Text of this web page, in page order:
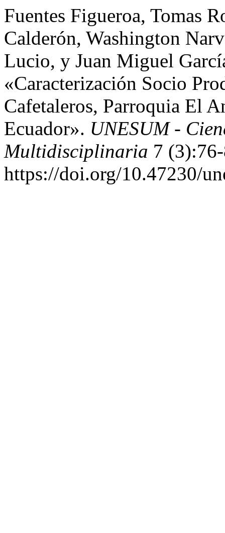
Fuentes Figueroa, Tomas
Calderón, Washington
Lucio, y Juan Miguel
«Caracterización Socio
Cafetaleros, Parroquia El
Ecuador». UNESUM -
Multidisciplinaria 7
https://doi.org/10.47230/